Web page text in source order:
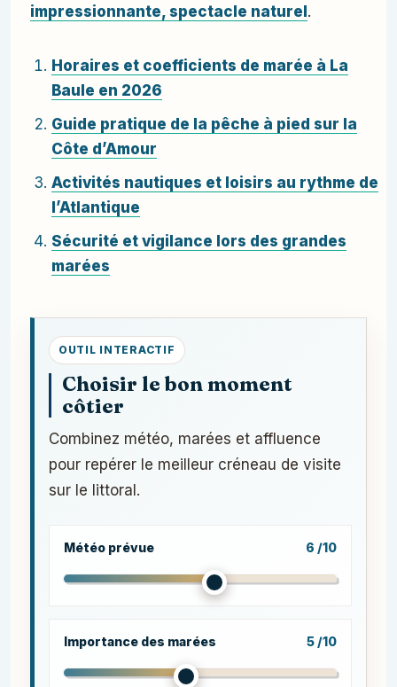
impressionnante, spectacle naturel .
Horaires et coefficients de marée à La
Baule en 2026
Guide pratique de la pêche à pied sur la
Côte d’Amour
Activités nautiques et loisirs au rythme de
l’Atlantique
Sécurité et vigilance lors des grandes
marées
OUTIL INTERACTIF
Choisir le bon moment
côtier
Combinez météo, marées et affluence
pour repérer le meilleur créneau de visite
sur le littoral.
Météo prévue 6 /10
Importance des marées 5 /10